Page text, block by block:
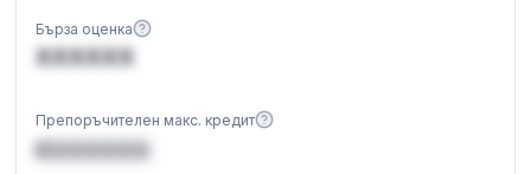
Бърза оценка
XXXXXX
Препоръчителен макс. кредит
€XXXXXX